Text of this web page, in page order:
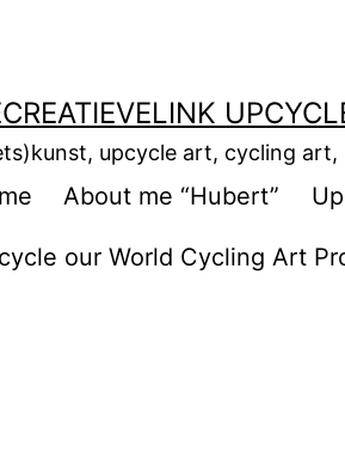
upcycle art, cycling art,
About me “Hubert”
our World Cycling Art